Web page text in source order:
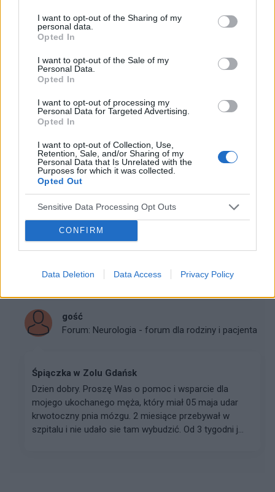
I want to opt-out of the Sharing of my
personal data.
Opted In
I want to opt-out of the Sale of my
Personal Data.
Opted In
I want to opt-out of processing my
Personal Data for Targeted Advertising.
Opted In
I want to opt-out of Collection, Use,
Retention, Sale, and/or Sharing of my
Personal Data that Is Unrelated with the
Purposes for which it was collected.
Opted Out
Sensitive Data Processing Opt Outs
CONFIRM
Data Deletion Data Access Privacy Policy
Witam.Zmagam się z guzem przysadki mózgowej.
Problem ze wzrokiem ,bol głowy..Operację miałam w
,okazało się, że guz umiejscowiony na skrzyżowaniu...
gość
Forum:Neurologia - forum dla rodziny i pacjenta
Zawroty głowy u 7 latka
Witam mój syn 2 tyg przed końcem roku szkolnego
miał zapalenie lewego ucha które objawiało się
uc...
gość
Forum: Neurologia - forum dla rodziny i pacjenta
Śpiączka w Zolu Gdańsk
Dzien dobry. Proszę Was o pomoc i wsparcie dla
mojego ukochanego męża, który miał 05 maja udar
krwotoczny pnia mózgu. 2 miesiące przebywał w
szpitalu i nie udało sie tam wybudzić. Od 3 tygodni j...